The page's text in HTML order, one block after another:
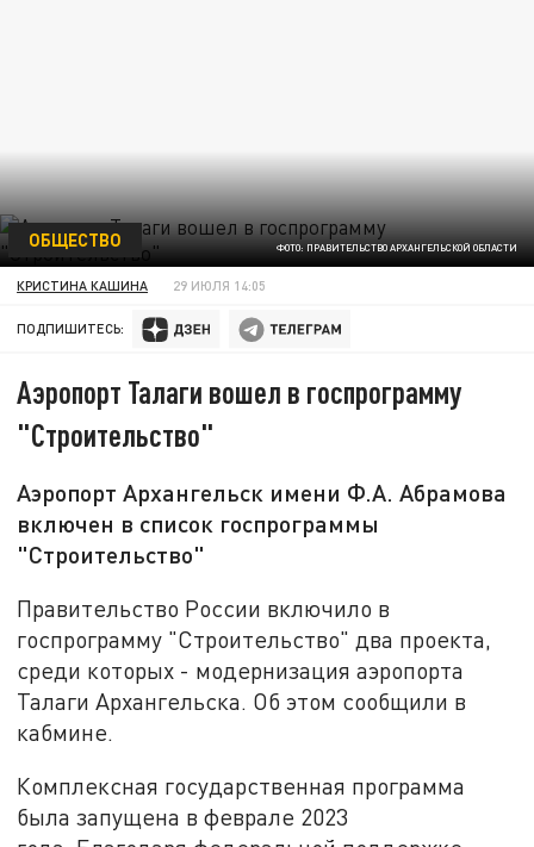
ФОТО: ПРАВИТЕЛЬСТВО АРХАНГЕЛЬСКОЙ ОБЛАСТИ
ОБЩЕСТВО
КРИСТИНА КАШИНА 29 ИЮЛЯ 14:05
ПОДПИШИТЕСЬ:
Аэропорт Талаги вошел в госпрограмму
"Строительство"
Аэропорт Архангельск имени Ф.А. Абрамова
включен в список госпрограммы
"Строительство"
Правительство России включило в
госпрограмму "Строительство" два проекта,
среди которых - модернизация аэропорта
Талаги Архангельска. Об этом сообщили в
кабмине.
Комплексная государственная программа
была запущена в феврале 2023